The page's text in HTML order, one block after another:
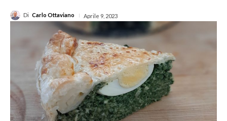
Di Carlo Ottaviano Aprile 9, 2023